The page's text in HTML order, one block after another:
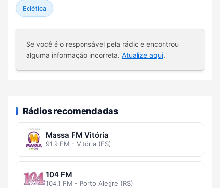
Eclética
Se você é o responsável pela rádio e encontrou
alguma informação incorreta. Atualize aqui.
Rádios recomendadas
Massa FM Vitória
91.9 FM - Vitória (ES)
104 FM
104.1 FM - Porto Alegre (RS)